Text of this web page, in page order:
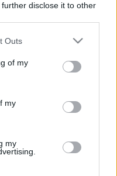
disclose it to other
one or more Google
You may click to
its third-party tags to
in below Google
Outs
of my
my
my
-
az! Miért nem akar
Attól hogy
vagy azt, igazából
mondjuk. Például,
a jó tündérrel
aki azt mondja,
legyen olyan,